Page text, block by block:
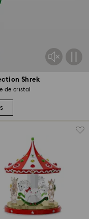
Shrek
de cristal